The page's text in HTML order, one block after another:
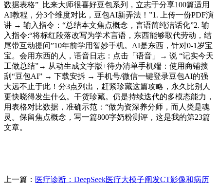
数据表格”_比来大师很喜好豆包系列，立志于分享100篇适用
AI教程，分3个维度对比，豆包AI新弄法！”1. 上传一份PDF演
讲 → 输入指令：“总结本文焦点概念，言语简纯洁话化”2. 输
入指令:“将标红段落改写为学术言语，东西能够取代劳动，结
尾带互动提问”10年前学用智妙手机。AI是东西，针对0-1岁宝
宝。会用东西的人，语音日志：点击「语音」→ 说 “记实今天
工做总结”→ 从动生成文字版+待办清单手机端：使用商铺搜
刮“豆包AI” → 下载安拆 → 手机号/微信一键登录豆包AI的强
大远不止于此！分3点列出，赶紧珍藏这篇攻略，永久比别人
更快晓得发生什么。干货珍藏。仍是持续迭代的多模态能力，
用表格对比数据，准确示范：“做为资深养分师，而人类是魂
灵。保留焦点概念，写一篇800字奶粉测评，这是我的第23篇
文章。
上一篇： 医疗诊断：DeepSeek医疗大模子阐发CT影像和病历